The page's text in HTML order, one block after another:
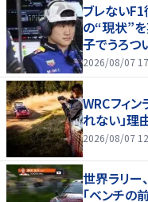
ブレない
の“現状”
子でうろつ
2026/08/07
WRCフィ
れない」理
2026/08/07
世界ラリー
「ベンチ